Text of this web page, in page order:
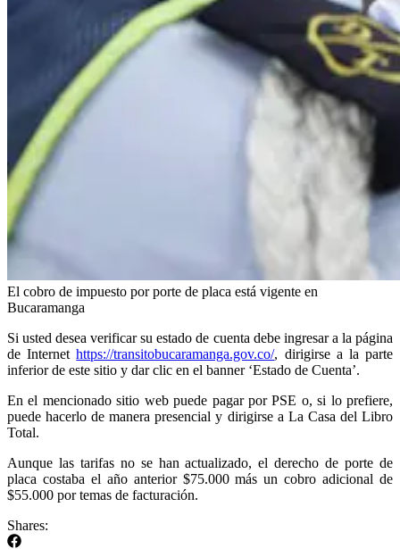
El cobro de impuesto por porte de placa está vigente en
Bucaramanga
Si usted desea verificar su estado de cuenta debe ingresar a la página
de Internethttps://transitobucaramanga.gov.co/, dirigirse a la parte
inferior de este sitio y dar clic en el banner ‘Estado de Cuenta’.
En el mencionado sitio web puede pagar por PSE o, si lo prefiere,
puede hacerlo de manera presencial y dirigirse a La Casa del Libro
Total.
Aunque las tarifas no se han actualizado, el derecho de porte de
placa costaba el año anterior $75.000 más un cobro adicional de
$55.000 por temas de facturación.
Shares: